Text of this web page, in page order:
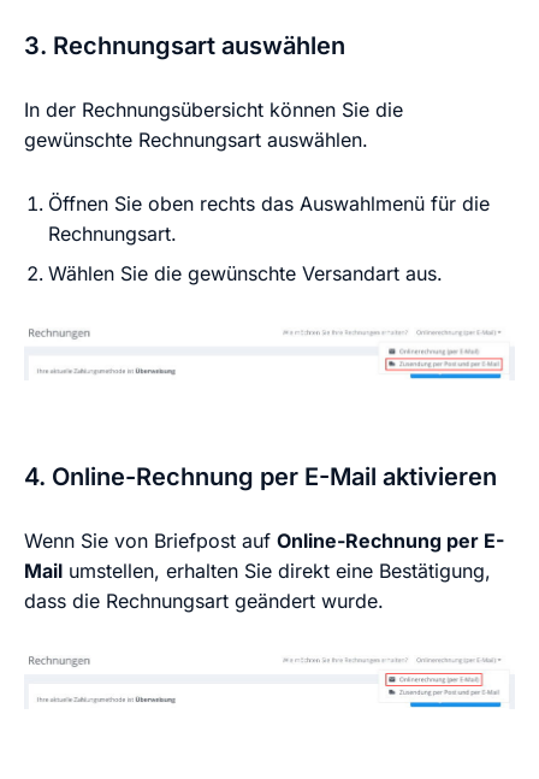
3. Rechnungsart auswählen
In der Rechnungsübersicht können Sie die
gewünschte Rechnungsart auswählen.
Öffnen Sie oben rechts das Auswahlmenü für die
Rechnungsart.
Wählen Sie die gewünschte Versandart aus.
4. Online-Rechnung per E-Mail aktivieren
Wenn Sie von Briefpost auf Online-Rechnung per E-
Mail umstellen, erhalten Sie direkt eine Bestätigung,
dass die Rechnungsart geändert wurde.